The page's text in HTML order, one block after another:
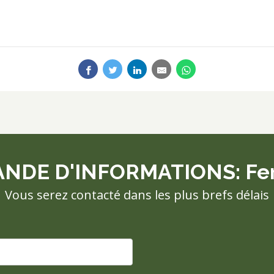
D'INFORMATIONS:
Vous serez contacté dans les plus brefs délais